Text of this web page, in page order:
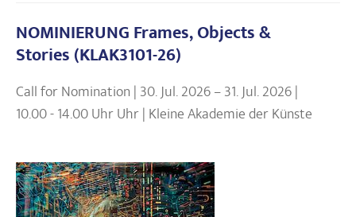
NOMINIERUNG Frames, Objects &
Stories (KLAK3101-26)
Call for Nomination | 30. Jul. 2026 – 31. Jul. 2026 |
10.00 - 14.00 Uhr Uhr | Kleine Akademie der Künste